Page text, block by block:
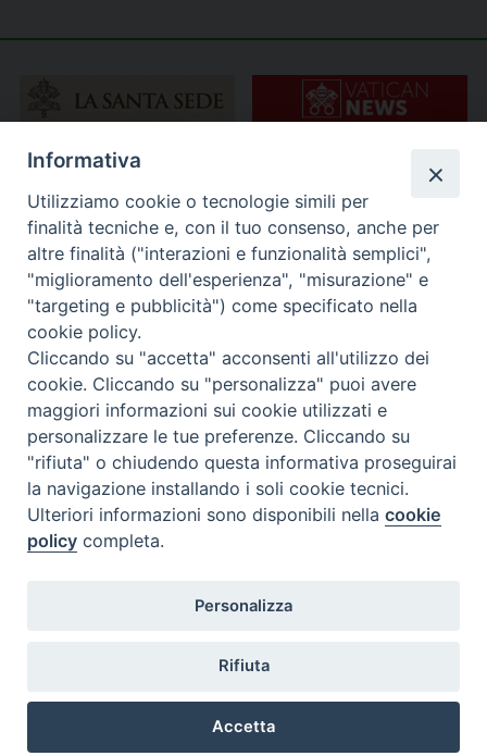
Ufficio Amministrativo, Ufficio Economato)
Informativa
Utilizziamo cookie o tecnologie simili per
finalità tecniche e, con il tuo consenso, anche per
altre finalità ("interazioni e funzionalità semplici",
"miglioramento dell'esperienza", "misurazione" e
"targeting e pubblicità") come specificato nella
cookie policy.
Cliccando su "accetta" acconsenti all'utilizzo dei
cookie. Cliccando su "personalizza" puoi avere
maggiori informazioni sui cookie utilizzati e
personalizzare le tue preferenze. Cliccando su
"rifiuta" o chiudendo questa informativa proseguirai
la navigazione installando i soli cookie tecnici.
Ulteriori informazioni sono disponibili nellacookie
policy completa.
Personalizza
Rifiuta
Accetta